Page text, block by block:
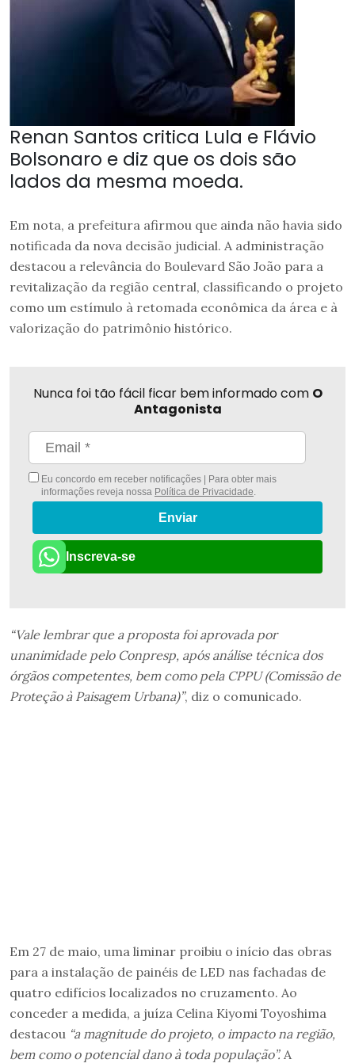
Renan Santos critica Lula e Flávio
Bolsonaro e diz que os dois são
lados da mesma moeda.
Em nota, a prefeitura afirmou que ainda não havia sido
notificada da nova decisão judicial. A administração
destacou a relevância do Boulevard São João para a
revitalização da região central, classificando o projeto
como um estímulo à retomada econômica da área e à
valorização do patrimônio histórico.
Nunca foi tão fácil ficar bem informado com O
Antagonista
Eu concordo em receber notificações | Para obter mais
informações reveja nossa Política de Privacidade.
Enviar
Inscreva-se
“Vale lembrar que a proposta foi aprovada por
unanimidade pelo Conpresp, após análise técnica dos
órgãos competentes, bem como pela CPPU (Comissão de
Proteção à Paisagem Urbana)”, diz o comunicado.
Em 27 de maio, uma liminar proibiu o início das obras
para a instalação de painéis de LED nas fachadas de
quatro edifícios localizados no cruzamento. Ao
conceder a medida, a juíza Celina Kiyomi Toyoshima
destacou “a magnitude do projeto, o impacto na região,
bem como o potencial dano à toda população”. A